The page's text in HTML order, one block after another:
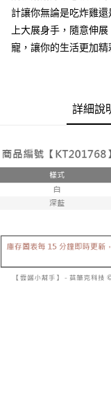
4.訂單成立30分鐘內，
法說明評估內容。
【繳款方式說明】
用戶於交易時，得透過本
買賣價金債權讓與本公司
2.基於同意付款使用「
資料（包含姓名、電話
由本公司與您本人進行
便利好安心！
１．簡單：不需註冊會
２．便利：只要手機號
２．訂單成立數日內，
３．收到繳費通知簡訊
ATM／網路銀行／等多
購買商品的店家。未經商
後付繳納相關費用。
※ 交易是否成功請以「
是否繳費成功／繳費後
客戶支援中心」
https://
１．透過由恩沛科技股
易，需依本服務之必要
權轉讓予恩沛科技股份有
２．關於個人資料處理
「AFTEE先享後付」，
時審查核予不同之上限
全家取貨付款
每筆NT$60，滿
每筆NT$10,000
已關閉，請勿下單(付取)
每筆NT$10,000
每筆NT$60，滿
付款後7-11取貨
計讓你無論是吃炸雞
上大展身手，隨意伸
寵，讓你的生活更加精
詳細說